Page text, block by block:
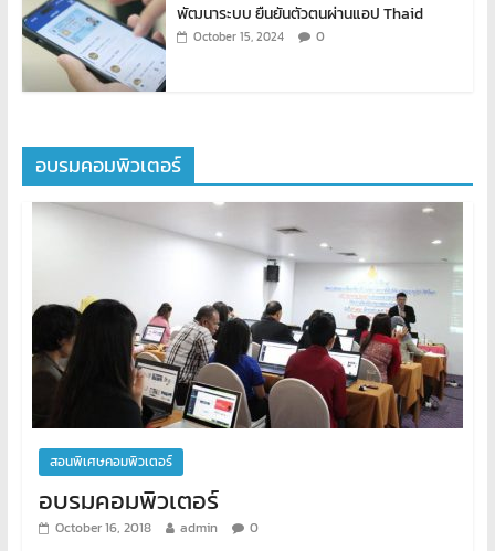
พัฒนาระบบ ยืนยันตัวตนผ่านแอป Thaid
October 15, 2024 0
อบรมคอมพิวเตอร์
สอนพิเศษคอมพิวเตอร์
อบรมคอมพิวเตอร์
October 16, 2018 admin 0